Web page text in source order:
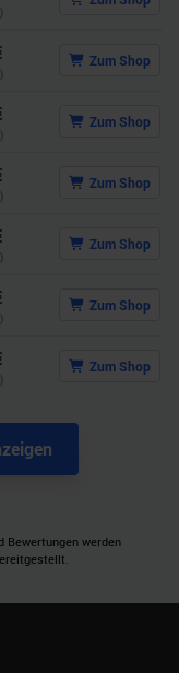
Zum Shop
Zum Shop
Zum Shop
Zum Shop
Zum Shop
Zum Shop
Bewertungen werden